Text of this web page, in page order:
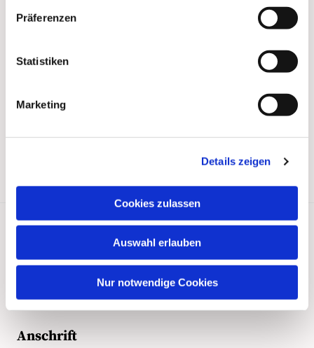
Präferenzen
Statistiken
Marketing
Details zeigen
Cookies zulassen
Auswahl erlauben
Nur notwendige Cookies
Kontakt
Anschrift